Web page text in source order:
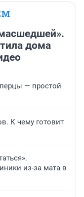
дома
— простой
К чему готовит
из-за мата в